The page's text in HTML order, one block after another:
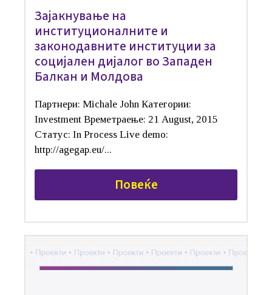
Зајакнување на
институционалните и
законодавните институции за
социјален дијалог во Западен
Балкан и Молдова
Партнери: Michale John Категории:
Investment Времетраење: 21 August, 2015
Статус: In Process Live demo:
http://agegap.eu/...
Повеќе